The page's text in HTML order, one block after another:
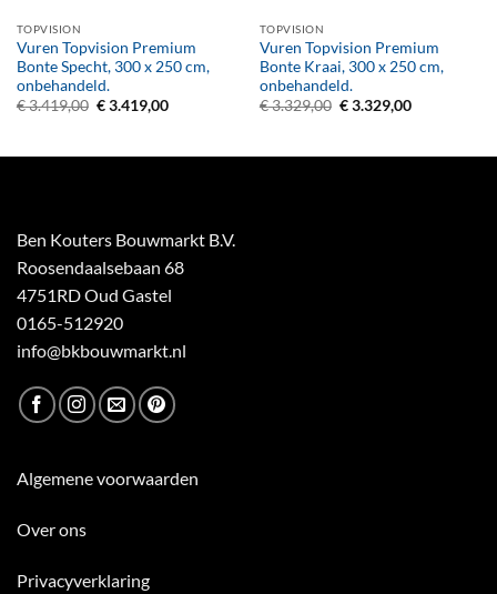
TOPVISION
Vuren Topvision Premium
Bonte Specht, 300 x 250 cm,
onbehandeld.
€3.419,00 Oorspronkelijke
€3.419,00Huidige
TOPVISION
Vuren Topvision Premium
Bonte Kraai, 300 x 250 cm,
onbehandeld.
€3.329,00 Oorspronkelijke
€3.329,00Huidige
Ben Kouters Bouwmarkt B.V.
Roosendaalsebaan 68
4751RD Oud Gastel
0165-512920
info@bkbouwmarkt.nl
Algemene voorwaarden
Over ons
Privacyverklaring